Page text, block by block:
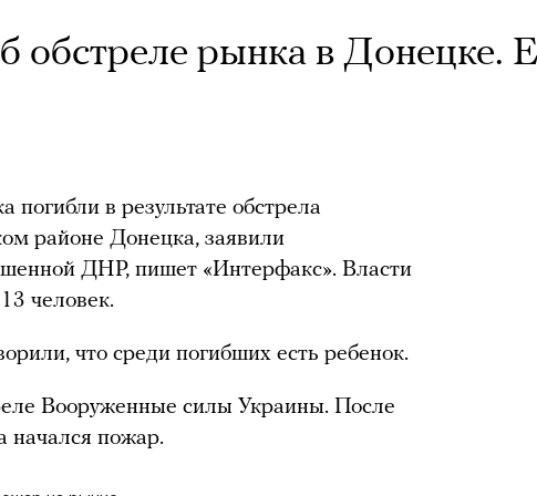
обстреле рынка в Донецке.
в результате обстрела
районе Донецка, заявили
ДНР, пишет «Интерфакс». Власти
человек.
что среди погибших есть ребенок.
Вооруженные силы Украины. После
начался пожар.